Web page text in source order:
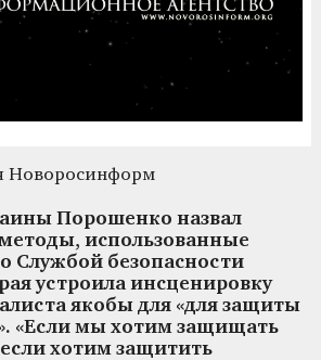
Новоросинформ
Порошенко назвал
использованные
Службой безопасности
устроила инсценировку
якобы для «для защиты
«Если мы хотим защищать
если хотим защитить